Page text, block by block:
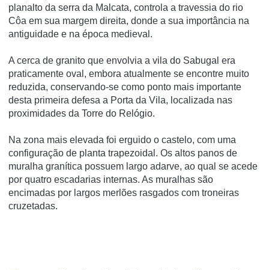
planalto da serra da Malcata, controla a travessia do rio
Côa em sua margem direita, donde a sua importância na
antiguidade e na época medieval.
A cerca de granito que envolvia a vila do Sabugal era
praticamente oval, embora atualmente se encontre muito
reduzida, conservando-se como ponto mais importante
desta primeira defesa a Porta da Vila, localizada nas
proximidades da Torre do Relógio.
Na zona mais elevada foi erguido o castelo, com uma
configuração de planta trapezoidal. Os altos panos de
muralha granítica possuem largo adarve, ao qual se acede
por quatro escadarias internas. As muralhas são
encimadas por largos merlões rasgados com troneiras
cruzetadas.